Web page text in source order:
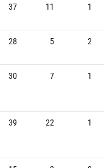
37 11 1
28 5 2
30 7 1
39 22 1